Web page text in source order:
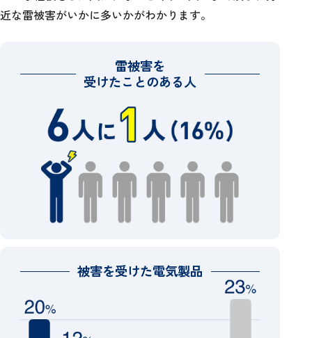
近な雷被害がいかに多いかがわかります。
雷被害を
受けたことのある人
被害を受けた電気製品